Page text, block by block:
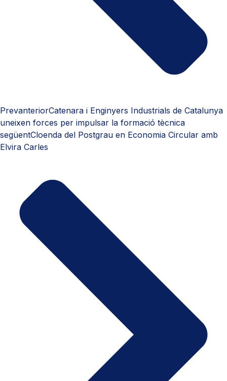
PrevanteriorCatenara i Enginyers Industrials de Catalunya
uneixen forces per impulsar la formació tècnica
següentCloenda del Postgrau en Economia Circular amb
Elvira Carles